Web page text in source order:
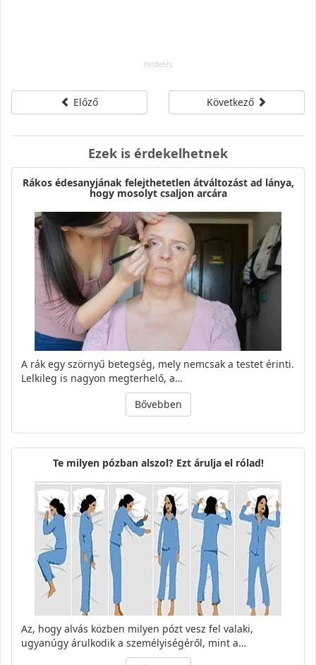
Előző Következő
Ezek is érdekelhetnek
Rákos édesanyjának felejthetetlen átváltozást ad lánya,
hogy mosolyt csaljon arcára
A rák egy szörnyű betegség, mely nemcsak a testet érinti.
Lelkileg is nagyon megterhelő, a…
Bővebben
Te milyen pózban alszol? Ezt árulja el rólad!
Az, hogy alvás közben milyen pózt vesz fel valaki,
ugyanúgy árulkodik a személyiségéről, mint a…